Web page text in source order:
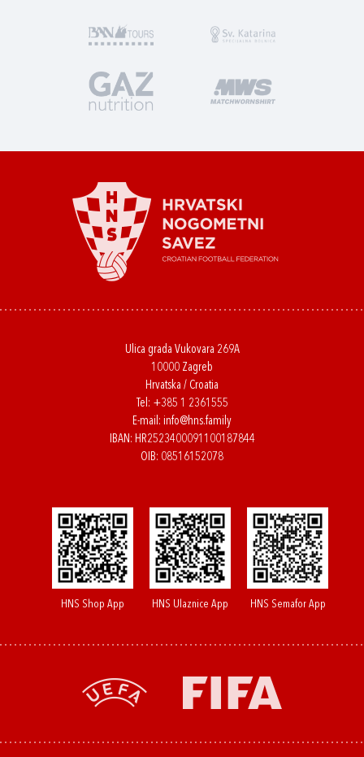
Ulica grada Vukovara 269A
10000 Zagreb
Hrvatska / Croatia
Tel: +385 1 2361555
E-mail: info@hns.family
IBAN: HR2523400091100187844
OIB: 08516152078
HNS Shop App HNS Ulaznice App HNS Semafor App